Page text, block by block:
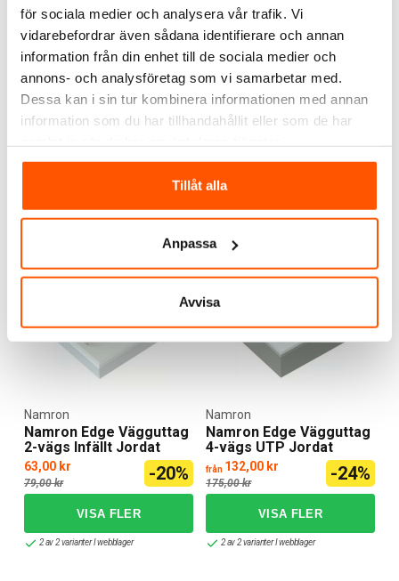
för sociala medier och analysera vår trafik. Vi
vidarebefordrar även sådana identifierare och annan
information från din enhet till de sociala medier och
annons- och analysföretag som vi samarbetar med.
Dessa kan i sin tur kombinera informationen med annan
information som du har tillhandahållit eller som de har
Tillåt alla
Anpassa
Avvisa
Multidosa 1,5-dosa
Namron
39,00 kr
I webblager: 83 st
Namron Edge Vägguttag
2-vägs Låg Infällt 1,5
Namron
från109,00 kr
2 av 2 varianter I webblager
Namron Edge Vägguttag
2-vägs Infällt Jordat
Namron
63,00 kr
79,00 kr -20%
2 av 2 varianter I webblager
Namron Edge Vägguttag
4-vägs UTP Jordat
Namron
från 132,00 kr
175,00 kr -24%
2 av 2 varianter I webblager